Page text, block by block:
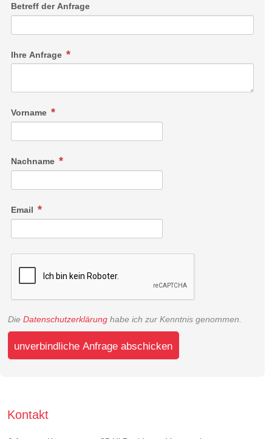
Betreff der Anfrage
Ihre Anfrage
Vorname
Nachname
Email
Die Datenschutzerklärung habe ich zur Kenntnis genommen.
unverbindliche Anfrage abschicken
Kontakt